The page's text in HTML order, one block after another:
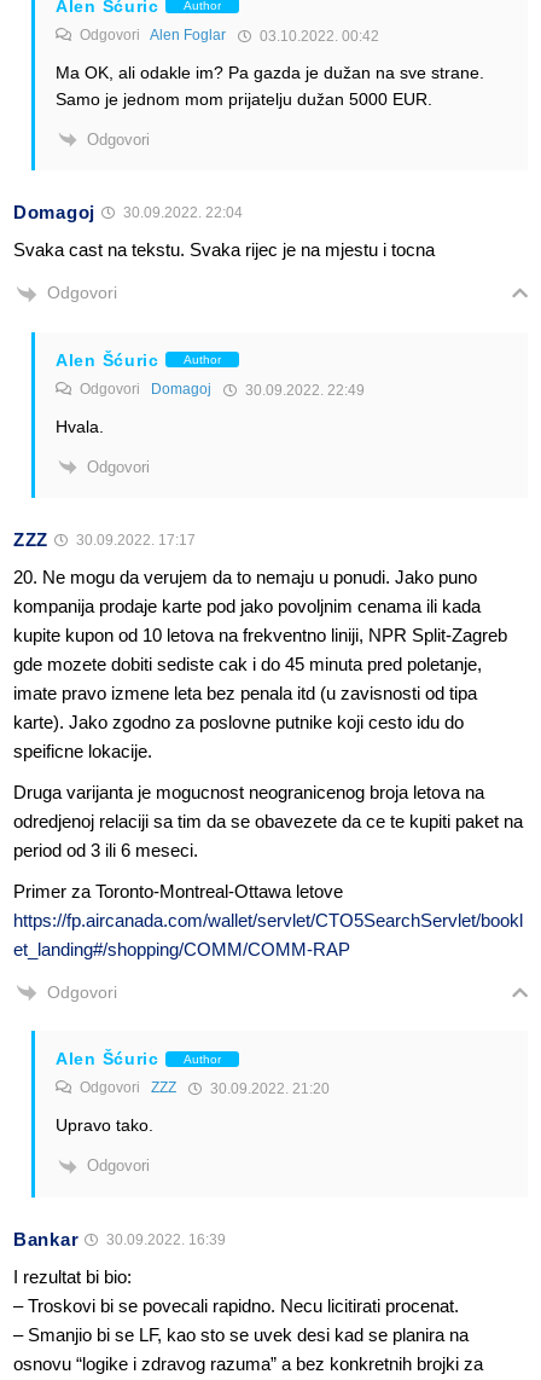
Alen Šćuric Author
Odgovori Alen Foglar 03.10.2022. 00:42
Ma OK, ali odakle im? Pa gazda je dužan na sve strane.
Samo je jednom mom prijatelju dužan 5000 EUR.
Odgovori
Domagoj 30.09.2022. 22:04
Svaka cast na tekstu. Svaka rijec je na mjestu i tocna
Odgovori
Alen Šćuric Author
Odgovori Domagoj 30.09.2022. 22:49
Hvala.
Odgovori
ZZZ 30.09.2022. 17:17
20. Ne mogu da verujem da to nemaju u ponudi. Jako puno
kompanija prodaje karte pod jako povoljnim cenama ili kada
kupite kupon od 10 letova na frekventno liniji, NPR Split-Zagreb
gde mozete dobiti sediste cak i do 45 minuta pred poletanje,
imate pravo izmene leta bez penala itd (u zavisnosti od tipa
karte). Jako zgodno za poslovne putnike koji cesto idu do
speificne lokacije.
Druga varijanta je mogucnost neogranicenog broja letova na
odredjenoj relaciji sa tim da se obavezete da ce te kupiti paket na
period od 3 ili 6 meseci.
Primer za Toronto-Montreal-Ottawa letove
https://fp.aircanada.com/wallet/servlet/CTO5SearchServlet/bookl
et_landing#/shopping/COMM/COMM-RAP
Odgovori
Alen Šćuric Author
Odgovori ZZZ 30.09.2022. 21:20
Upravo tako.
Odgovori
Bankar 30.09.2022. 16:39
I rezultat bi bio:
– Troskovi bi se povecali rapidno. Necu licitirati procenat.
– Smanjio bi se LF, kao sto se uvek desi kad se planira na
osnovu “logike i zdravog razuma” a bez konkretnih brojki za